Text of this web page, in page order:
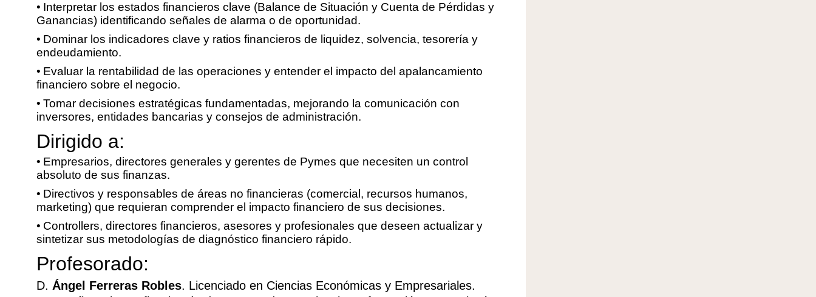
Interpretar los estados financieros clave (Balance de Situación y Cuenta de Pérdidas y
Ganancias) identificando señales de alarma o de oportunidad.
Dominar los indicadores clave y ratios financieros de liquidez, solvencia, tesorería y
endeudamiento.
Evaluar la rentabilidad de las operaciones y entender el impacto del apalancamiento
financiero sobre el negocio.
Tomar decisiones estratégicas fundamentadas, mejorando la comunicación con
inversores, entidades bancarias y consejos de administración.
Dirigido a:
Empresarios, directores generales y gerentes de Pymes que necesiten un control
absoluto de sus finanzas.
Directivos y responsables de áreas no financieras (comercial, recursos humanos,
marketing) que requieran comprender el impacto financiero de sus decisiones.
Controllers, directores financieros, asesores y profesionales que deseen actualizar y
sintetizar sus metodologías de diagnóstico financiero rápido.
Profesorado:
D. Ángel Ferreras Robles. Licenciado en Ciencias Económicas y Empresariales.